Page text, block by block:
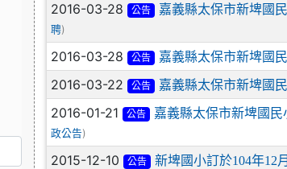
2016-03-28 公告 嘉義縣太保市新埤國
聘)
2016-03-28 公告 嘉義縣太保市新埤國
2016-03-22 公告 嘉義縣太保市新埤國
2016-01-21 公告 嘉義縣太保市新埤國
政公告)
2015-12-10 公告
新埤國小訂於104年12